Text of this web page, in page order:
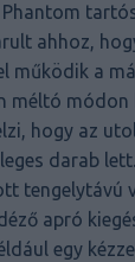
ahhoz,
működik a
méltó
hogy az
darab
tengelytávú
apró
egy